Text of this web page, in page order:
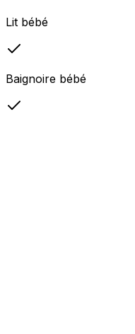
Lit bébé
Baignoire bébé